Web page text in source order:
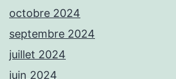
octobre 2024
septembre 2024
juillet 2024
juin 2024